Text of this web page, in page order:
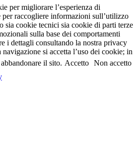
per migliorare l’esperienza di
raccogliere informazioni sull’utilizzo
sia cookie tecnici sia cookie di parti terze
sulla base dei comportamenti
i dettagli consultando la nostra privacy
si accetta l’uso dei cookie; in
il sito. Accetto Non accetto